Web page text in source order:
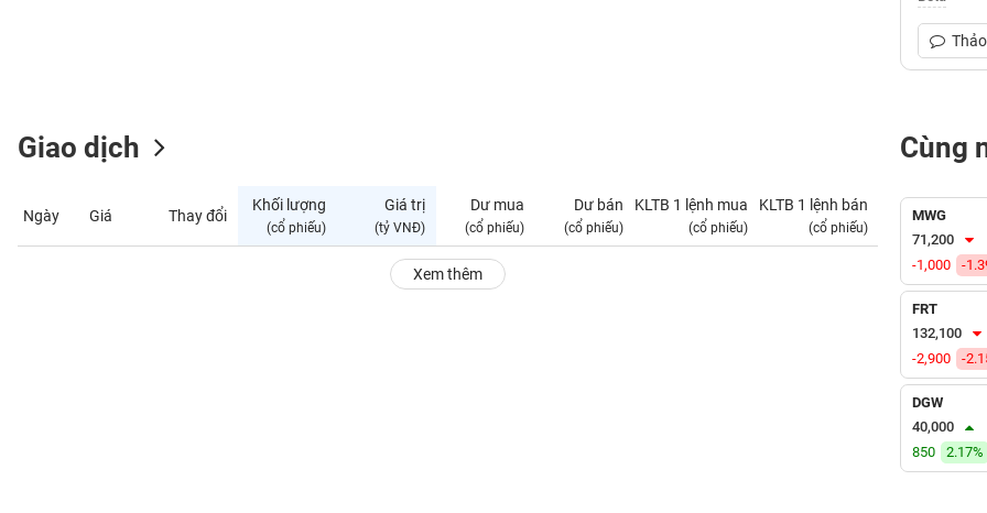
Giao dịch
Ngày Giá Thay đổi
Khối lượng
(cổ phiếu)
Giá trị
(tỷ VNĐ)
Dư mua
(cổ phiếu)
Dư bán
(cổ phiếu)
KLTB 1 lệnh mua
(cổ phiếu)
KLTB 1 lệnh bán
(cổ phiếu)
Xem thêm
Cùng
MWG
71,200
-1,000
-
FRT
132,100
-2,900
-
DGW
40,000
850
2.17%
CÁ
NHÂN